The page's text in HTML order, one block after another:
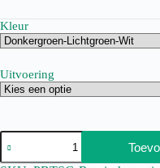
Kleur
Uitvoering